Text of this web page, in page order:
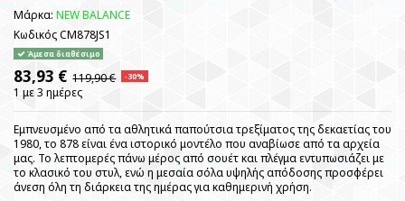
Μάρκα: NEW BALANCE
ΚωδικόςCM878JS1
Άμεσα διαθέσιμο
83,93 € 119,90 € -30%
1 με 3 ημέρες
Εμπνευσμένο από τα αθλητικά παπούτσια τρεξίματος της δεκαετίας του
1980, το 878 είναι ένα ιστορικό μοντέλο που αναβίωσε από τα αρχεία
μας. Το λεπτομερές πάνω μέρος από σουέτ και πλέγμα εντυπωσιάζει με
το κλασικό του στυλ, ενώ η μεσαία σόλα υψηλής απόδοσης προσφέρει
άνεση όλη τη διάρκεια της ημέρας για καθημερινή χρήση.